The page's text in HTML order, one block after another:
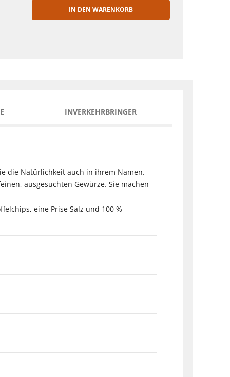
IN DEN WARENKORB
INVERKEHRBRINGER
die Natürlichkeit auch in ihrem Namen.
ausgesuchten Gewürze. Sie machen
eine Prise Salz und 100 %